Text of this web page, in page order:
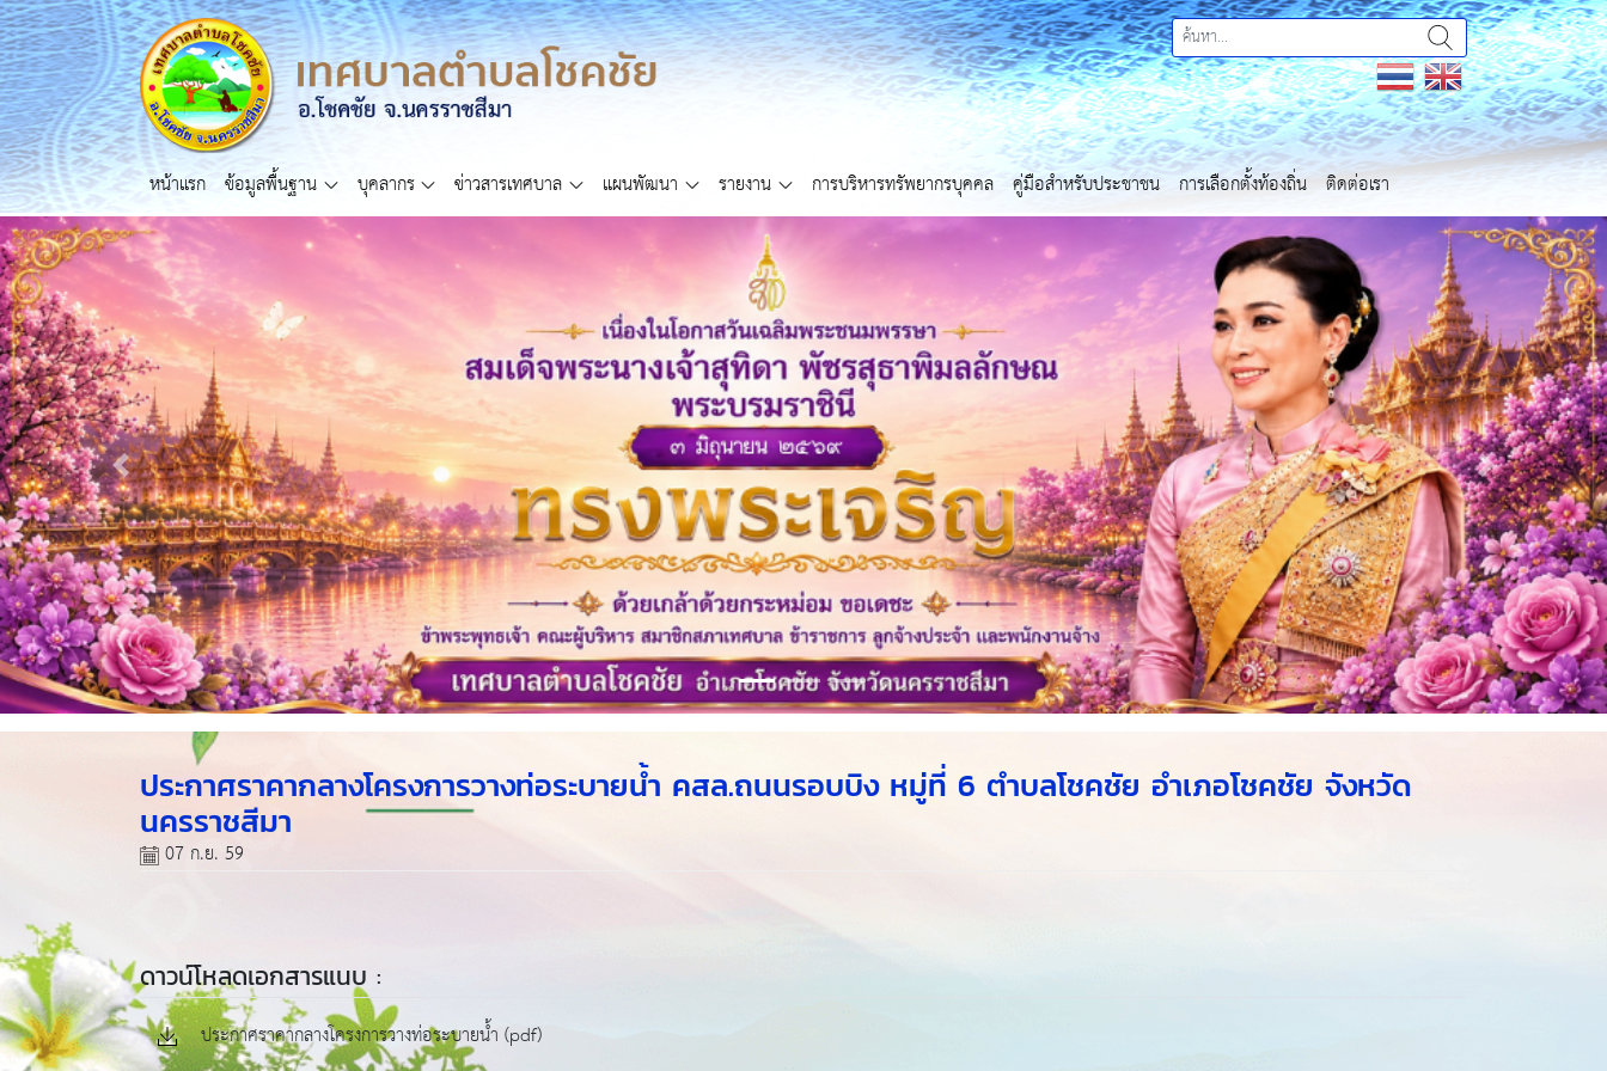
หน้าแรก ข้อมูลพื้นฐาน บุคลากร ข่าวสารเทศบาล แผนพัฒนา รายงาน การบริหารทรัพยากรบุคคล คู่มือสำหรับประชาชน การเลือกตั้งท้องถิ่น ติดต่อเรา
Previous Next
ประกาศราคากลางโครงการวางท่อระบายน้ำ คสล.ถนนรอบบิง หมู่ที่ 6 ตำบลโชคชัย อำเภอโชคชัย จังหวัด
นครราชสีมา
07 ก.ย. 59
ดาวน์โหลดเอกสารแนบ :
ประกาศราคากลางโครงการวางท่อระบายน้ำ (pdf)